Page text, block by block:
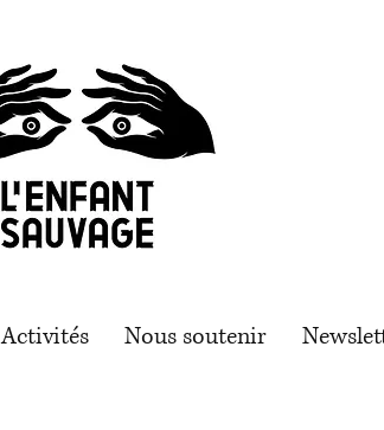
Activités Nous soutenir